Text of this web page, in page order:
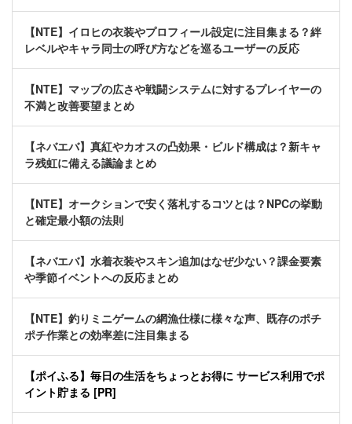
【NTE】イロヒの衣装やプロフィール設定に注目集まる？絆
レベルやキャラ同士の呼び方などを巡るユーザーの反応
【NTE】マップの広さや戦闘システムに対するプレイヤーの
不満と改善要望まとめ
【ネバエバ】真紅やカオスの凸効果・ビルド構成は？新キャ
ラ残虹に備える議論まとめ
【NTE】オークションで安く落札するコツとは？NPCの挙動
と確定最小額の法則
【ネバエバ】水着衣装やスキン追加はなぜ少ない？課金要素
や季節イベントへの反応まとめ
【NTE】釣りミニゲームの網漁仕様に様々な声、既存のポチ
ポチ作業との効率差に注目集まる
【ポイふる】毎日の生活をちょっとお得に サービス利用でポ
イント貯まる [PR]